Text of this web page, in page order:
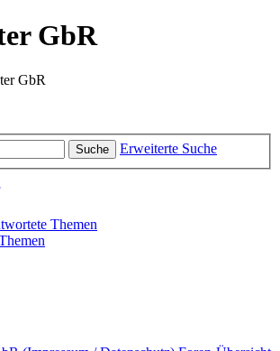
GbR
GbR
Suche Erweiterte Suche
Themen